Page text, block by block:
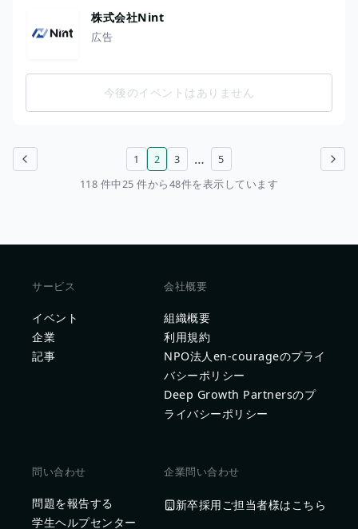
株式会社Nint
広告
今後のイベントはありません
前のページ 次のページ
1 2 3 …
5
118 件中25 件から48件を表示しています
サービス
イベント
企業
記事
会社概要
組織概要
利用規約
NPO法人en-courageのプライ
バシーポリシー
Deep Growth Partnersのプ
ライバシーポリシー
問い合わせ
問題を報告する
学生ヘルプセンター
企業問い合わせ
新卒採用ご担当者様はこちら